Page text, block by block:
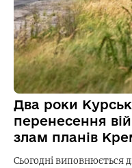
Два роки
перенесення
злам планів
Сьогодні виповнюється